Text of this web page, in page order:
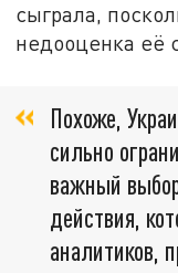
сыграла,
недооценка её
Похоже,
сильно
важный
действия,
аналитиков,